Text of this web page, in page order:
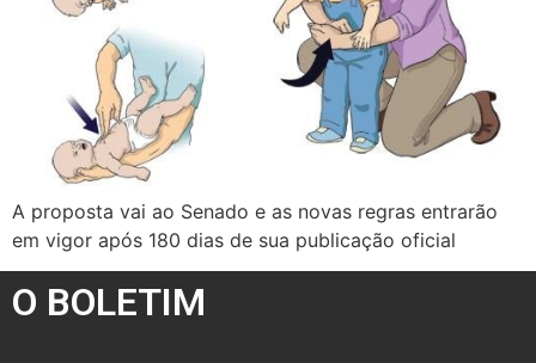
A proposta vai ao Senado e as novas regras entrarão
em vigor após 180 dias de sua publicação oficial
O BOLETIM